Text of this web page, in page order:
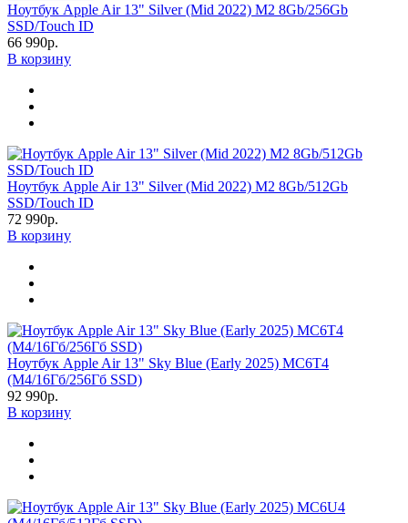
Ноутбук Apple Air 13" Silver (Mid 2022) M2 8Gb/256Gb
SSD/Touch ID
66 990р.
В корзину
Ноутбук Apple Air 13" Silver (Mid 2022) M2 8Gb/512Gb
SSD/Touch ID
72 990р.
В корзину
Ноутбук Apple Air 13" Sky Blue (Early 2025) MC6T4
(M4/16Гб/256Гб SSD)
92 990р.
В корзину